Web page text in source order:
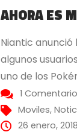
AHORA ES
Niantic
algunos
uno de los
1 Comentario
Moviles,
26 enero, 2018